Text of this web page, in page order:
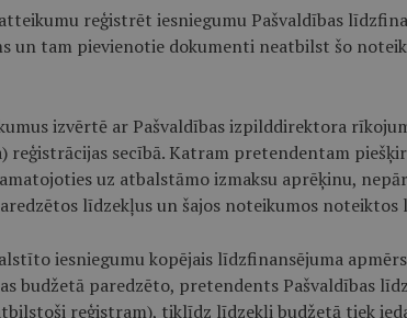
reģistrēt iesniegumu Pašvaldības
un tam pievienotie dokumenti neatbilst šo
izvērtē ar Pašvaldības izpilddirektora
reģistrācijas secībā. Katram pretendentam
uz atbalstāmo izmaksu aprēķinu,
līdzekļus un šajos noteikumos noteiktos
iesniegumu kopējais līdzfinansējuma
budžetā paredzēto, pretendents Pašvaldības
reģistram), tiklīdz līdzekļi budžetā tiek